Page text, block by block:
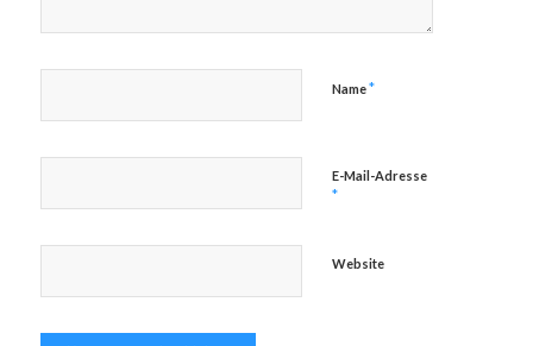
Name*
E-Mail-Adresse
*
Website